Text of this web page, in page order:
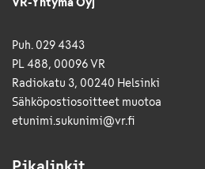
VR-Yhtymä Oyj
Puh. 029 4343
PL 488, 00096 VR
Radiokatu 3, 00240 Helsinki
Sähkö­posti­osoitteet muotoa
etunimi.sukunimi@vr.fi